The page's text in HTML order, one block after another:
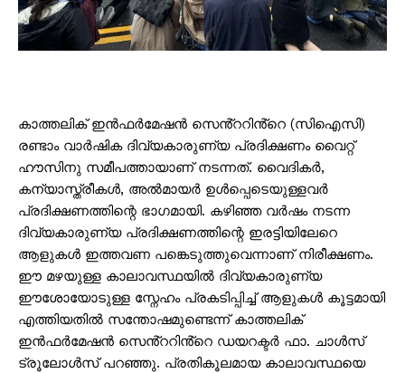
കാത്തലിക് ഇൻഫർമേഷൻ സെൻ്ററിൻ്റെ (സിഐസി)
രണ്ടാം വാർഷിക ദിവ്യകാരുണ്യ പ്രദിക്ഷണം വൈറ്റ്
ഹൗസിനു സമീപത്തായാണ് നടന്നത്. വൈദികര്‍,
കന്യാസ്ത്രീകൾ, അല്‍മായര്‍ ഉള്‍പ്പെടെയുള്ളവര്‍
പ്രദിക്ഷണത്തിന്റെ ഭാഗമായി. കഴിഞ്ഞ വര്‍ഷം നടന്ന
ദിവ്യകാരുണ്യ പ്രദിക്ഷണത്തിന്റെ ഇരട്ടിയിലേറെ
ആളുകള്‍ ഇത്തവണ പങ്കെടുത്തുവെന്നാണ് നിരീക്ഷണം.
ഈ മഴയുള്ള കാലാവസ്ഥയിൽ ദിവ്യകാരുണ്യ
ഈശോയോടുള്ള സ്നേഹം പ്രകടിപ്പിച്ച് ആളുകള്‍ കൂട്ടമായി
എത്തിയതില്‍ സന്തോഷമുണ്ടെന്ന് കാത്തലിക്
ഇൻഫർമേഷൻ സെൻ്ററിൻ്റെ ഡയറക്ടർ ഫാ. ചാൾസ്
ട്രൂലോൾസ് പറഞ്ഞു. പ്രതികൂലമായ കാലാവസ്ഥയെ